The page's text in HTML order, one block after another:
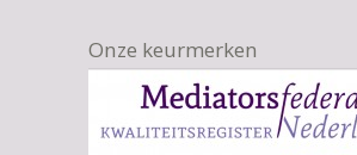
Onze keurmerken